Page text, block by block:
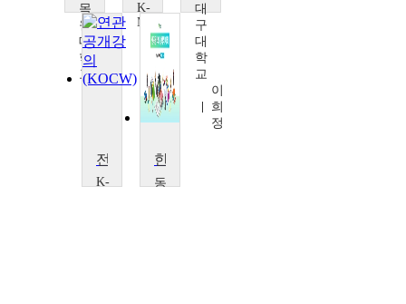
목
원
대
학
교
K-
MOOC
국
제
사
이
버
대
교
염
형
대
구
대
학
교
이
희
정
K-
동